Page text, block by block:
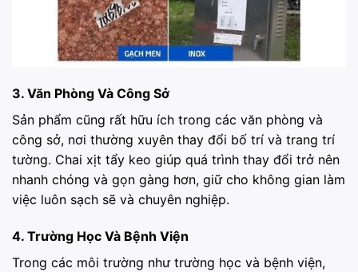
3. Văn Phòng Và Công Sở
Sản phẩm cũng rất hữu ích trong các văn phòng và
công sở, nơi thường xuyên thay đổi bố trí và trang trí
tường. Chai xịt tẩy keo giúp quá trình thay đổi trở nên
nhanh chóng và gọn gàng hơn, giữ cho không gian làm
việc luôn sạch sẽ và chuyên nghiệp.
4. Trường Học Và Bệnh Viện
Trong các môi trường như trường học và bệnh viện,